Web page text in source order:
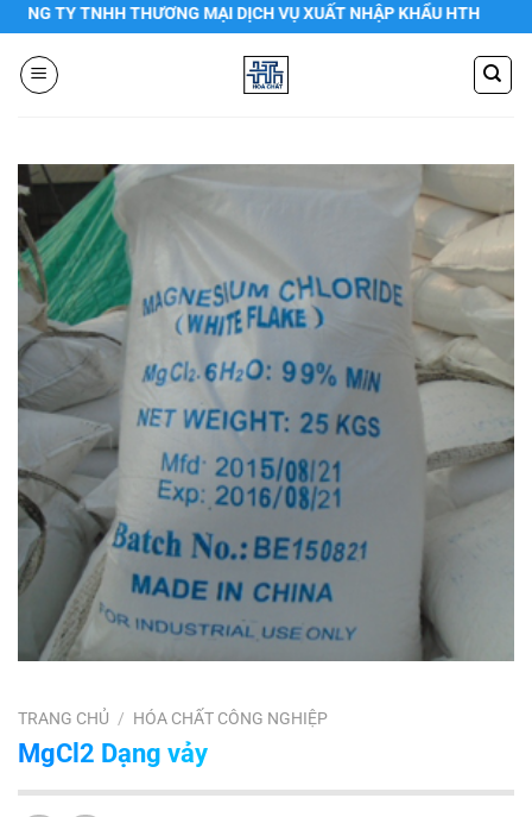
Chuyển
nội
TY TNHH THƯƠNG MẠI DỊCH VỤ XUẤT NHẬP KHẨU HTH
TRANG CHỦ / HÓA CHẤT CÔNG NGHIỆP
MgCl2 Dạng vảy